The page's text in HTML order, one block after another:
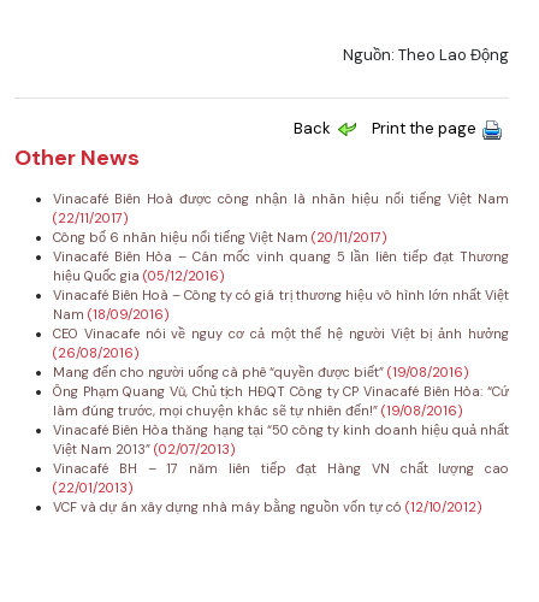
Nguồn: Theo Lao Động
Back Print the page
Other News
Vinacafé Biên Hoà được công nhận là nhãn hiệu nổi tiếng Việt Nam
(22/11/2017)
Công bố 6 nhãn hiệu nổi tiếng Việt Nam (20/11/2017)
Vinacafé Biên Hòa – Cán mốc vinh quang 5 lần liên tiếp đạt Thương
hiệu Quốc gia (05/12/2016)
Vinacafé Biên Hoà – Công ty có giá trị thương hiệu vô hình lớn nhất Việt
Nam (18/09/2016)
CEO Vinacafe nói về nguy cơ cả một thế hệ người Việt bị ảnh hưởng
(26/08/2016)
Mang đến cho người uống cà phê “quyền được biết” (19/08/2016)
Ông Phạm Quang Vũ, Chủ tịch HĐQT Công ty CP Vinacafé Biên Hòa: “Cứ
làm đúng trước, mọi chuyện khác sẽ tự nhiên đến!” (19/08/2016)
Vinacafé Biên Hòa thăng hạng tại “50 công ty kinh doanh hiệu quả nhất
Việt Nam 2013” (02/07/2013)
Vinacafé BH – 17 năm liên tiếp đạt Hàng VN chất lượng cao
(22/01/2013)
VCF và dự án xây dựng nhà máy bằng nguồn vốn tự có (12/10/2012)